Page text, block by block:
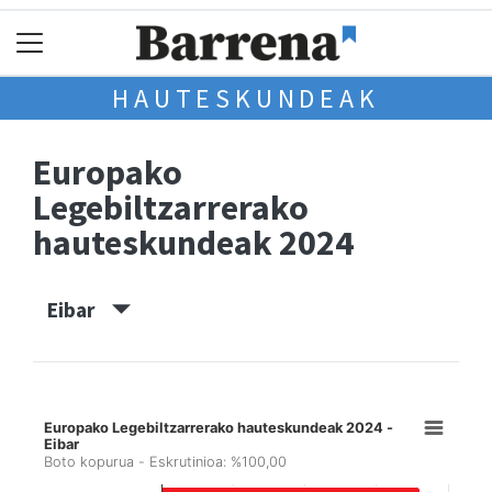
HAUTESKUNDEAK
Europako
Legebiltzarrerako
hauteskundeak 2024
Eibar
Europako Legebiltzarrerako hauteskundeak 2024 -
Eibar
Boto kopurua - Eskrutinioa: %100,00